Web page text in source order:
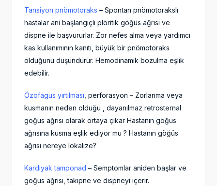
Tansiyon pnömotoraks – Spontan pnömotorakslı
hastalar ani başlangıçlı plöritik göğüs ağrısı ve
dispne ile başvururlar. Zor nefes alma veya yardımcı
kas kullanımının kanıtı, büyük bir pnömotoraks
olduğunu düşündürür. Hemodinamik bozulma eşlik
edebilir.
Özofagus yırtılması , perforasyon – Zorlanma veya
kusmanın neden olduğu , dayanılmaz retrosternal
göğüs ağrısı olarak ortaya çıkar Hastanın göğüs
ağrısına kusma eşlik ediyor mu ? Hastanın göğüs
ağrısı nereye lokalize?
Kardiyak tamponad – Semptomlar aniden başlar ve
göğüs ağrısı, takipne ve dispneyi içerir.